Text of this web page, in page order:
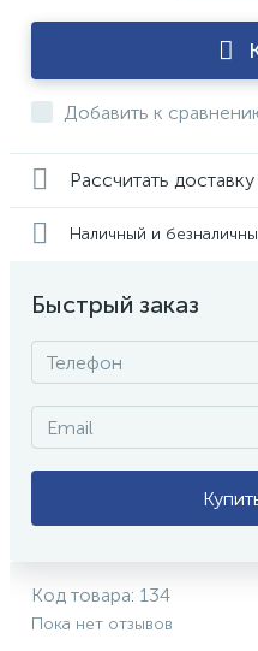
Добавить к
Рассчитать доставку
Наличный и
Быстрый заказ
Код товара: 134
Пока нет отзывов